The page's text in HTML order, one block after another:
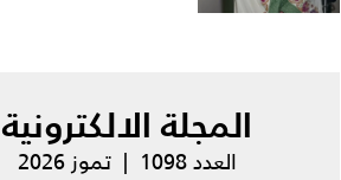
المجلة الالكترونية
العدد 1098 | تموز 2026